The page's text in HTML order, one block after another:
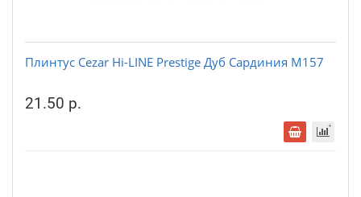
Плинтус Cezar Hi-LINE Prestige Дуб Сардиния М157
21.50 р.